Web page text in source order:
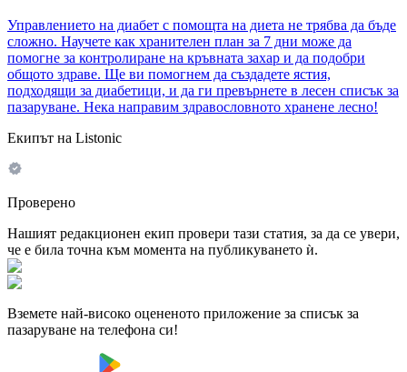
Управлението на диабет с помощта на диета не трябва да бъде
сложно. Научете как хранителен план за 7 дни може да
помогне за контролиране на кръвната захар и да подобри
общото здраве. Ще ви помогнем да създадете ястия,
подходящи за диабетици, и да ги превърнете в лесен списък за
пазаруване. Нека направим здравословното хранене лесно!
Екипът на Listonic
Проверено
Нашият редакционен екип провери тази статия, за да се увери,
че е била точна към момента на публикуването ѝ.
Вземете най-високо оцененото приложение за списък за
пазаруване на телефона си!